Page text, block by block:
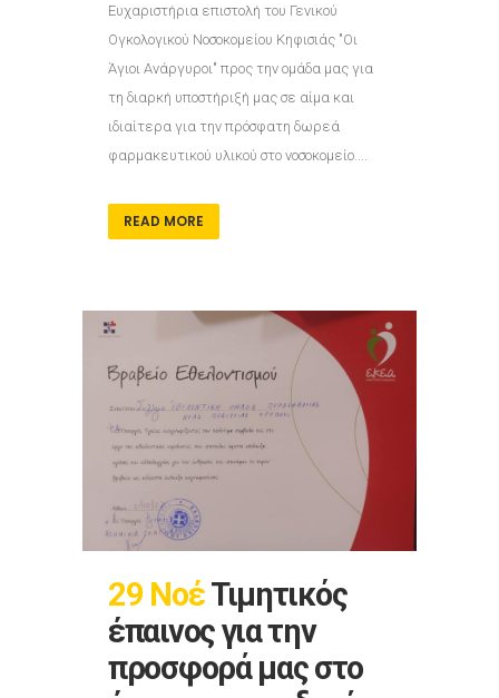
Ευχαριστήρια επιστολή του Γενικού
Ογκολογικού Νοσοκομείου Κηφισιάς "Οι
Άγιοι Ανάργυροι" προς την ομάδα μας για
τη διαρκή υποστήριξή μας σε αίμα και
ιδιαίτερα για την πρόσφατη δωρεά
φαρμακευτικού υλικού στο νοσοκομείο....
READ MORE
29 ΝοέΤιμητικός
έπαινος για την
προσφορά μας στο